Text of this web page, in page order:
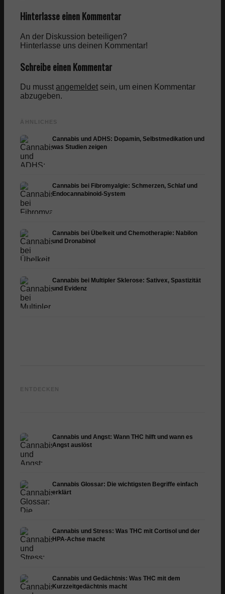
Hinterlasse einen Kommentar
An der Diskussion beteiligen?
Hinterlasse uns deinen Kommentar!
Schreibe einen Kommentar
Du musst angemeldet sein, um einen Kommentar
abzugeben.
ÄHNLICHES
Cannabis und ADHS: Dopamin, Selbstmedikation und
was Studien zeigen
Cannabis bei Fibromyalgie: Schmerzen, Schlaf und
Endocannabinoid-System
Cannabis bei Übelkeit und Chemotherapie: Nabilon
und Dronabinol
Cannabis bei Multipler Sklerose: Sativex, Spastizität
und Evidenz
ENTDECKEN
Stand der Forschung
Cannabis und Angst: Wann THC hilft und wann es
Angst auslöst
Cannabis Glossar: Die wichtigsten Begriffe einfach
erklärt
Cannabis und Stress: Was THC mit Cortisol und der
HPA-Achse macht
Cannabis und Gedächtnis: Was THC mit dem
Kurzzeitgedächtnis macht